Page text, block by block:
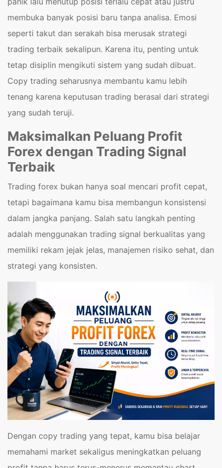
membuka banyak posisi baru tanpa analisa. Emosi
seperti takut dan serakah bisa merusak strategi
trading terbaik sekalipun. Karena itu, penting untuk
tetap disiplin mengikuti sistem yang sudah dibuat.
Copy trading seharusnya membantu kamu lebih
tenang karena keputusan trading berasal dari strategi
yang sudah teruji.
Maksimalkan Peluang Profit
Forex dengan Trading Signal
Terbaik
Trading forex bukan hanya soal mencari profit cepat,
tetapi bagaimana kamu bisa membangun konsistensi
dalam jangka panjang. Salah satu langkah penting
adalah menggunakan trading signal berkualitas yang
memiliki rekam jejak jelas, manajemen risiko sehat, dan
strategi yang konsisten.
Dengan copy trading yang tepat, kamu bisa belajar
memahami market sekaligus meningkatkan peluang